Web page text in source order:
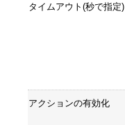
タイムアウト(秒で指定)
アクションの有効化